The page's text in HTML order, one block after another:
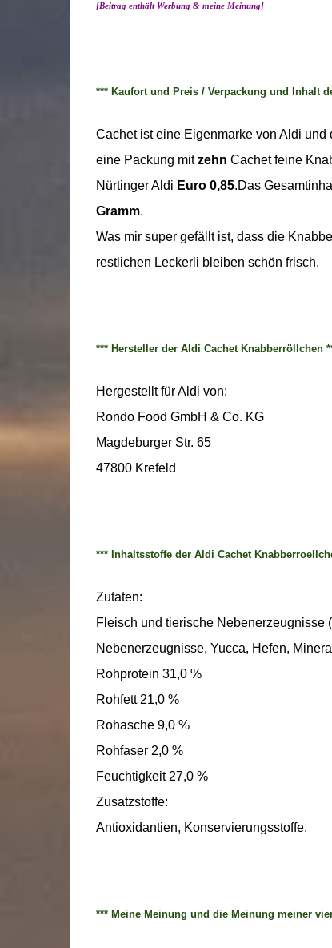
[Beitrag enthält Werbung & meine Meinung]
*** Kaufort und Preis / Verpackung und Inhalt
Cachet ist eine Eigenmarke von Aldi
eine Packung mitzehn Cachet feine
Nürtinger Aldi Euro 0,85.Das
Gramm.
Was mir super gefällt ist, dass die
restlichen Leckerli bleiben schön frisch.
*** Hersteller der Aldi Cachet Knabberröllchen
Hergestellt für Aldi von:
Rondo Food GmbH & Co. KG
Magdeburger Str. 65
47800 Krefeld
*** Inhaltsstoffe der Aldi Cachet
Zutaten:
Fleisch und tierische Nebenerzeugnisse
Nebenerzeugnisse, Yucca, Hefen,
Rohprotein 31,0 %
Rohfett 21,0 %
Rohasche 9,0 %
Rohfaser 2,0 %
Feuchtigkeit 27,0 %
Zusatzstoffe:
Antioxidantien, Konservierungsstoffe.
*** Meine Meinung und die Meinung meiner